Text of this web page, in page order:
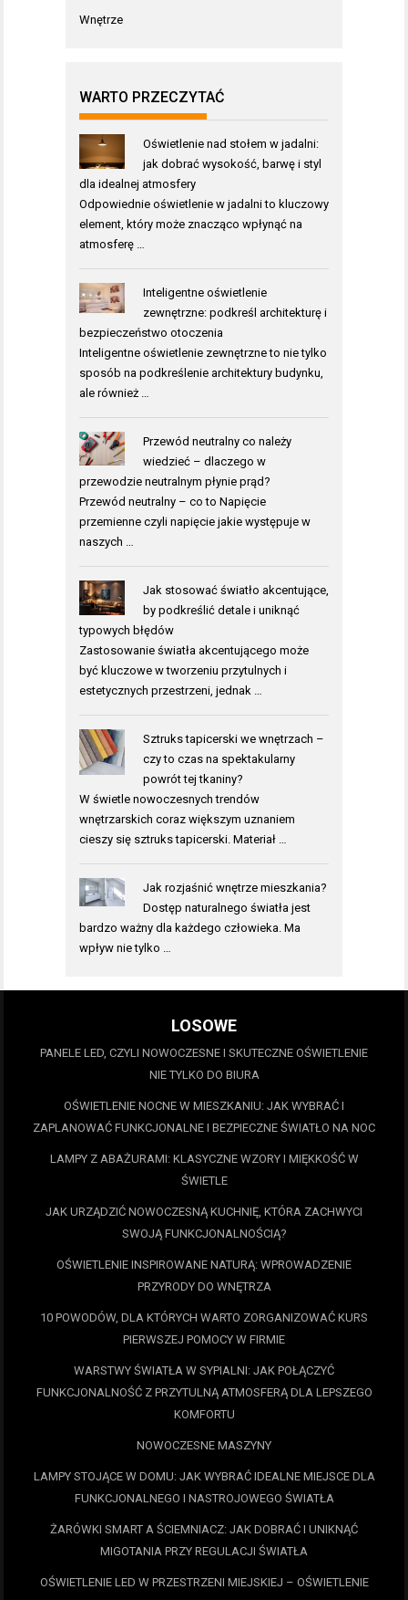
Wnętrze
WARTO PRZECZYTAĆ
Oświetlenie nad stołem w jadalni:
jak dobrać wysokość, barwę i styl
dla idealnej atmosfery
Odpowiednie oświetlenie w jadalni to kluczowy
element, który może znacząco wpłynąć na
atmosferę …
Inteligentne oświetlenie
zewnętrzne: podkreśl architekturę i
bezpieczeństwo otoczenia
Inteligentne oświetlenie zewnętrzne to nie tylko
sposób na podkreślenie architektury budynku,
ale również …
Przewód neutralny co należy
wiedzieć – dlaczego w
przewodzie neutralnym płynie prąd?
Przewód neutralny – co to Napięcie
przemienne czyli napięcie jakie występuje w
naszych …
Jak stosować światło akcentujące,
by podkreślić detale i uniknąć
typowych błędów
Zastosowanie światła akcentującego może
być kluczowe w tworzeniu przytulnych i
estetycznych przestrzeni, jednak …
Sztruks tapicerski we wnętrzach –
czy to czas na spektakularny
powrót tej tkaniny?
W świetle nowoczesnych trendów
wnętrzarskich coraz większym uznaniem
cieszy się sztruks tapicerski. Materiał …
Jak rozjaśnić wnętrze mieszkania?
Dostęp naturalnego światła jest
bardzo ważny dla każdego człowieka. Ma
wpływ nie tylko …
LOSOWE
PANELE LED, CZYLI NOWOCZESNE I SKUTECZNE OŚWIETLENIE
NIE TYLKO DO BIURA
OŚWIETLENIE NOCNE W MIESZKANIU: JAK WYBRAĆ I
ZAPLANOWAĆ FUNKCJONALNE I BEZPIECZNE ŚWIATŁO NA NOC
LAMPY Z ABAŻURAMI: KLASYCZNE WZORY I MIĘKKOŚĆ W
ŚWIETLE
JAK URZĄDZIĆ NOWOCZESNĄ KUCHNIĘ, KTÓRA ZACHWYCI
SWOJĄ FUNKCJONALNOŚCIĄ?
OŚWIETLENIE INSPIROWANE NATURĄ: WPROWADZENIE
PRZYRODY DO WNĘTRZA
10 POWODÓW, DLA KTÓRYCH WARTO ZORGANIZOWAĆ KURS
PIERWSZEJ POMOCY W FIRMIE
WARSTWY ŚWIATŁA W SYPIALNI: JAK POŁĄCZYĆ
FUNKCJONALNOŚĆ Z PRZYTULNĄ ATMOSFERĄ DLA LEPSZEGO
KOMFORTU
NOWOCZESNE MASZYNY
LAMPY STOJĄCE W DOMU: JAK WYBRAĆ IDEALNE MIEJSCE DLA
FUNKCJONALNEGO I NASTROJOWEGO ŚWIATŁA
ŻARÓWKI SMART A ŚCIEMNIACZ: JAK DOBRAĆ I UNIKNĄĆ
MIGOTANIA PRZY REGULACJI ŚWIATŁA
OŚWIETLENIE LED W PRZESTRZENI MIEJSKIEJ – OŚWIETLENIE